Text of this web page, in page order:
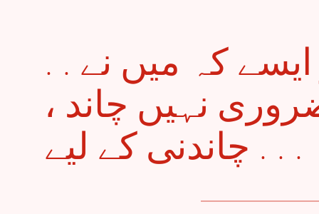
. . وُہ آئے گھر میں اور ایسے کہ میں نے
نہیں چاند ،
چاندنی کے لیے . . .